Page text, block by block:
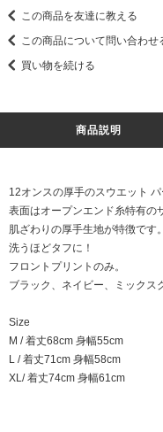
この商品を友達に教える
この商品について問い合わせ
買い物を続ける
商品説明
12オンスの厚手のスウエット パ
表面はオープンエンド糸特有の
肌ざわりの厚手生地が特徴です。
洗うほどタフに！
フロントプリントのみ。
ブラック、ネイビー、ミックス
Size
M / 着丈68cm 身幅55cm
L / 着丈71cm 身幅58cm
XL/ 着丈74cm 身幅61cm